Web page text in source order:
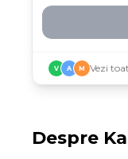
V A M Vezi
Despre